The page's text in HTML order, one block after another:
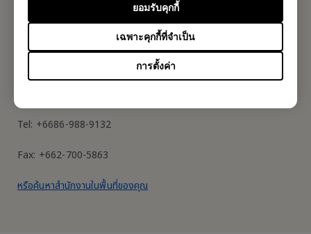
การตั้งค่า
เฉพาะคุกกี้ที่จำเป็น
ยอมรับคุกกี้
BenQ Thailand
บริษัท เบ็นคิว (ประเทศไทย) จำกัด
287 อาคารลิเบอร์ตี้สแควร์ ชั้น 12 ห้อง 1206 ถนนสีลม แขวงสีลม เขต
Tel: +6686-988-9132
Fax: +662-700-5863
หรือค้นหาสำนักงานในพื้นที่ของคุณ